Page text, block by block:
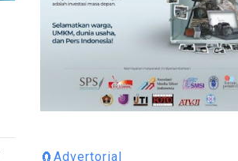
🧲Advertorial